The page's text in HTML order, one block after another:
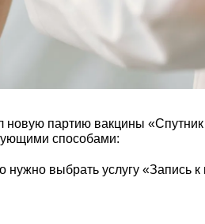
партию вакцины
способами:
нужно выбрать услугу «Запись